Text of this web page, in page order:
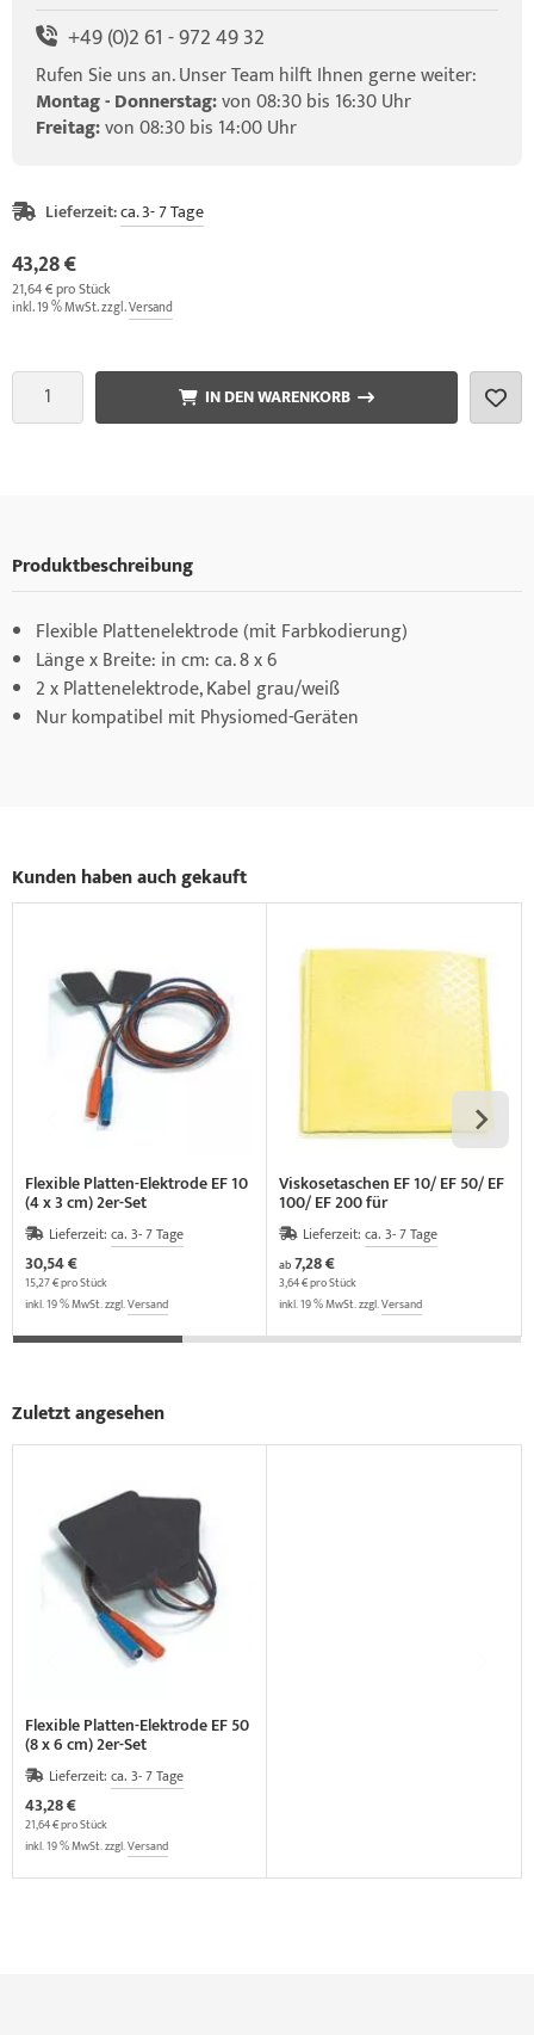
+49 (0)2 61 - 972 49 32
Rufen Sie uns an. Unser Team hilft Ihnen gerne weiter:
Montag - Donnerstag:von 08:30 bis 16:30 Uhr
Freitag:von 08:30 bis 14:00 Uhr
Lieferzeit:ca. 3- 7 Tage
43,28 €
21,64 € pro Stück
inkl. 19 % MwSt. zzgl.Versand
IN DEN WARENKORB
Produktbeschreibung
Flexible Plattenelektrode (mit Farbkodierung)
Länge x Breite: in cm: ca. 8 x 6
2 x Plattenelektrode, Kabel grau/weiß
Nur kompatibel mit Physiomed-Geräten
Kunden haben auch gekauft
Flexible Platten-Elektrode EF 10
(4 x 3 cm) 2er-Set
Lieferzeit: ca. 3- 7 Tage
30,54 €
15,27 € pro Stück
inkl. 19 % MwSt. zzgl.Versand
Viskosetaschen EF 10/ EF 50/ EF
100/ EF 200 für
Plattenelektroden (PAARWEISE)
Lieferzeit: ca. 3- 7 Tage
ab7,28 €
3,64 € pro Stück
inkl. 19 % MwSt. zzgl.Versand
Zuletzt angesehen
Flexible Platten-Elektrode EF 50
(8 x 6 cm) 2er-Set
Lieferzeit: ca. 3- 7 Tage
43,28 €
21,64 € pro Stück
inkl. 19 % MwSt. zzgl.Versand